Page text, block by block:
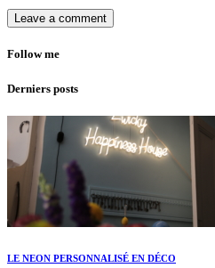
Follow me
Derniers posts
LE NEON PERSONNALISÉ EN DÉCO